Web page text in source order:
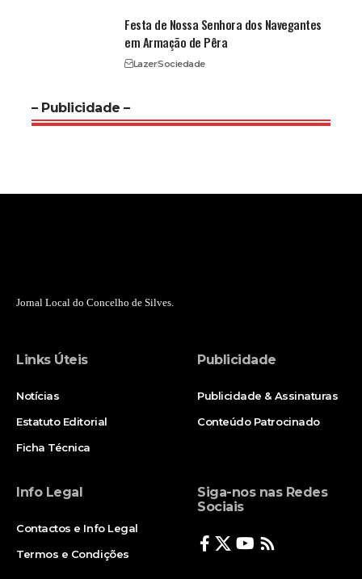
Festa de Nossa Senhora dos Navegantes
em Armação de Pêra
LazerSociedade
– Publicidade –
Jornal Local do Concelho de Silves.
Links Úteis
Notícias
Estatuto Editorial
Ficha Técnica
Publicidade
Publicidade & Assinaturas
Conteúdo Patrocinado
Info Legal
Contactos e Info Legal
Termos e Condições
Siga-nos nas Redes
Sociais